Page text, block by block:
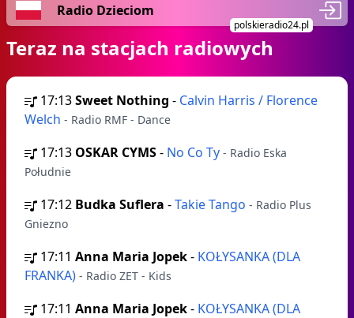
Radio Dzieciom
polskieradio24.pl
Teraz na stacjach radiowych
17:13Sweet Nothing - Calvin Harris / Florence
Welch - Radio RMF - Dance
17:13 OSKAR CYMS- No Co Ty - Radio Eska
Południe
17:12 Budka Suflera -Takie Tango - Radio Plus
Gniezno
17:11 Anna Maria Jopek- KOŁYSANKA (DLA
FRANKA) - Radio ZET - Kids
17:11 Anna Maria Jopek- KOŁYSANKA (DLA